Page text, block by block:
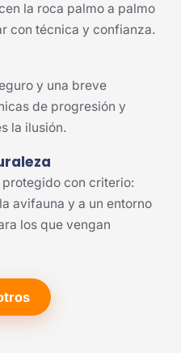
la roca palmo a palmo
con técnica y confianza.
y una breve
de progresión y
la ilusión.
con criterio:
avifauna y a un entorno
los que vengan